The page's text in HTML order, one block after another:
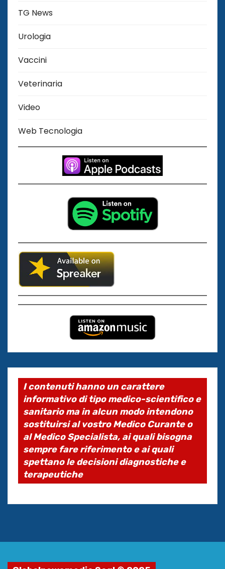
TG News
Urologia
Vaccini
Veterinaria
Video
Web Tecnologia
I contenuti hanno un carattere
informativo di tipo medico-scientifico e
sanitario ma in alcun modo intendono
sostituirsi al vostro Medico Curante o
al Medico Specialista, ai quali bisogna
sempre fare riferimento e ai quali
spettano le decisioni diagnostiche e
terapeutiche